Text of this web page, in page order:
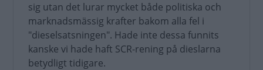
sig utan det lurar mycket både politiska och
marknadsmässig krafter bakom alla fel i
"dieselsatsningen". Hade inte dessa funnits
kanske vi hade haft SCR-rening på dieslarna
betydligt tidigare.